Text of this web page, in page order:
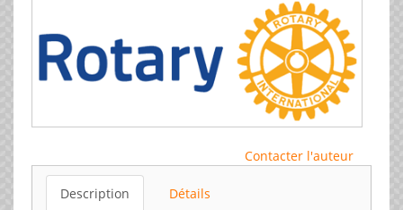
Contacter l'auteur
Description Détails